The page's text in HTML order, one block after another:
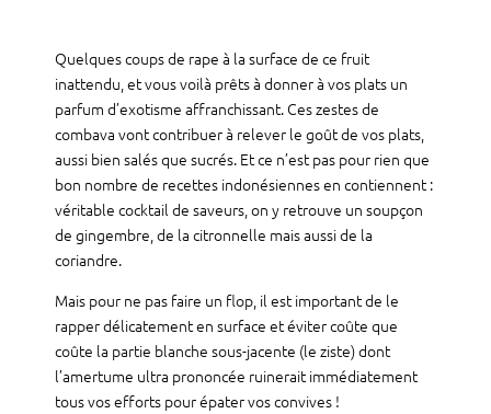
Quelques coups de rape à la surface de ce fruit
inattendu, et vous voilà prêts à donner à vos plats un
parfum d’exotisme affranchissant. Ces zestes de
combava vont contribuer à relever le goût de vos plats,
aussi bien salés que sucrés. Et ce n’est pas pour rien que
bon nombre de recettes indonésiennes en contiennent :
véritable cocktail de saveurs, on y retrouve un soupçon
de gingembre, de la citronnelle mais aussi de la
coriandre.
Mais pour ne pas faire un flop, il est important de le
rapper délicatement en surface et éviter coûte que
coûte la partie blanche sous-jacente (le ziste) dont
l’amertume ultra prononcée ruinerait immédiatement
tous vos efforts pour épater vos convives !